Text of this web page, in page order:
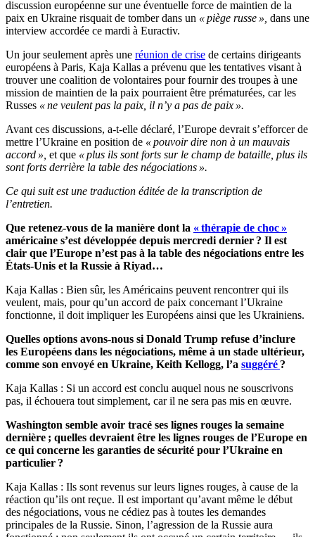
discussion européenne sur une éventuelle force de maintien de la
paix en Ukraine risquait de tomber dans un « piège russe », dans une
interview accordée ce mardi à Euractiv.
Un jour seulement après une réunion de crise de certains dirigeants
européens à Paris, Kaja Kallas a prévenu que les tentatives visant à
trouver une coalition de volontaires pour fournir des troupes à une
mission de maintien de la paix pourraient être prématurées, car les
Russes « ne veulent pas la paix, il n’y a pas de paix ».
Avant ces discussions, a-t-elle déclaré, l’Europe devrait s’efforcer de
mettre l’Ukraine en position de « pouvoir dire non à un mauvais
accord », et que « plus ils sont forts sur le champ de bataille, plus ils
sont forts derrière la table des négociations ».
Ce qui suit est une traduction éditée de la transcription de
l’entretien.
Que retenez-vous de la manière dont la « thérapie de choc »
américaine s’est développée depuis mercredi dernier ? Il est
clair que l’Europe n’est pas à la table des négociations entre les
États-Unis et la Russie à Riyad…
Kaja Kallas : Bien sûr, les Américains peuvent rencontrer qui ils
veulent, mais, pour qu’un accord de paix concernant l’Ukraine
fonctionne, il doit impliquer les Européens ainsi que les Ukrainiens.
Quelles options avons-nous si Donald Trump refuse d’inclure
les Européens dans les négociations, même à un stade ultérieur,
comme son envoyé en Ukraine, Keith Kellogg, l’a suggéré ?
Kaja Kallas : Si un accord est conclu auquel nous ne souscrivons
pas, il échouera tout simplement, car il ne sera pas mis en œuvre.
Washington semble avoir tracé ses lignes rouges la semaine
dernière ; quelles devraient être les lignes rouges de l’Europe en
ce qui concerne les garanties de sécurité pour l’Ukraine en
particulier ?
Kaja Kallas : Ils sont revenus sur leurs lignes rouges, à cause de la
réaction qu’ils ont reçue. Il est important qu’avant même le début
des négociations, vous ne cédiez pas à toutes les demandes
principales de la Russie. Sinon, l’agression de la Russie aura